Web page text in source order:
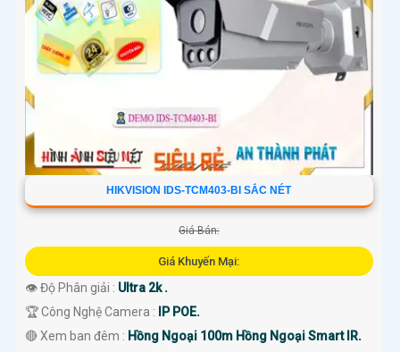
HIKVISION IDS-TCM403-BI SẮC NÉT
Giá Bán:
Giá Khuyến Mại:
👁 Độ Phân giải : Ultra 2k .
🏆 Công Nghệ Camera :
IP POE.
🔴 Xem ban đêm : Hồng Ngoại 100m Hồng Ngoại Smart IR.